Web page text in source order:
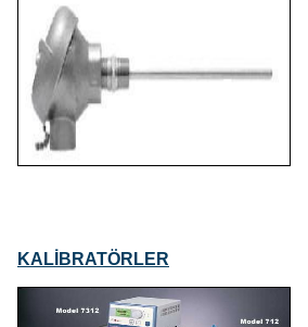
KALİBRATÖRLER